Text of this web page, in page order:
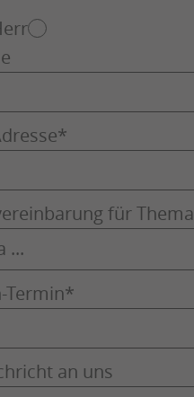
*
für Thema
Termin*
an uns